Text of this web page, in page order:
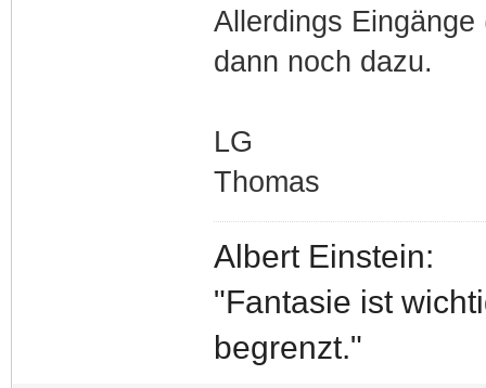
Allerdings
dann noch dazu.
LG
Thomas
Albert Einstein:
"Fantasie ist
begrenzt."